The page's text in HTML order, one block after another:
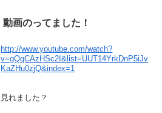
動画のってました！
http://www.youtube.com/watch?
v=gQqCAzHSc2I&list=UUT14YrkDnP5iJv
KaZHu0zjQ&index=1
見れました？